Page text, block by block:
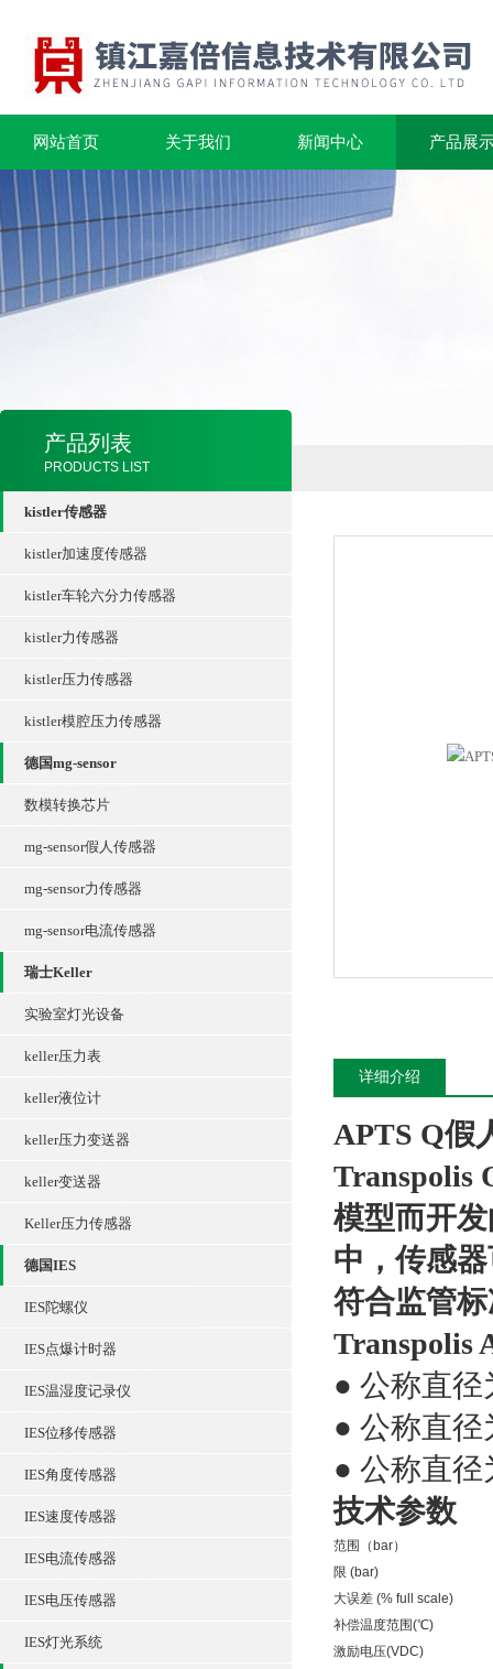
网站首页 关于我们 新闻中心 产品展
产品列表
PRODUCTS LIST
kistler传感器
kistler加速度传感器
kistler车轮六分力传感器
kistler力传感器
kistler压力传感器
kistler模腔压力传感器
德国mg-sensor
数模转换芯片
mg-sensor假人传感器
mg-sensor力传感器
mg-sensor电流传感器
瑞士Keller
实验室灯光设备
keller压力表
keller液位计
keller压力变送器
keller变送器
Keller压力传感器
德国IES
IES陀螺仪
IES点爆计时器
IES温湿度记录仪
IES位移传感器
IES角度传感器
IES速度传感器
IES电流传感器
IES电压传感器
IES灯光系统
详细介绍
APTS Q假
Transpolis
模型而开
中，传感
符合监管
Transpolis
● 公称直径
● 公称直径
● 公称直径
技术参数
范围（bar）
限 (bar)
大误差 (% full scale)
补偿温度范围(℃)
激励电压(VDC)